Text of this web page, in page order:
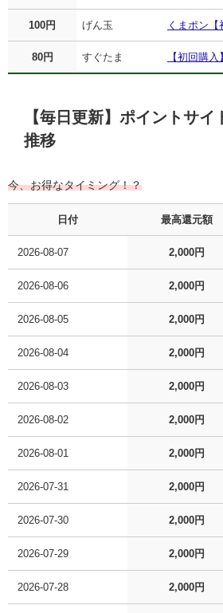
100円 げん玉 くまポン【
80円 すぐたま 【初回購
【毎日更新】ポイントサイ
推移
今、お得なタイミング！？
日付 最高還元額
2026-08-07 2,000円
2026-08-06 2,000円
2026-08-05 2,000円
2026-08-04 2,000円
2026-08-03 2,000円
2026-08-02 2,000円
2026-08-01 2,000円
2026-07-31 2,000円
2026-07-30 2,000円
2026-07-29 2,000円
2026-07-28 2,000円